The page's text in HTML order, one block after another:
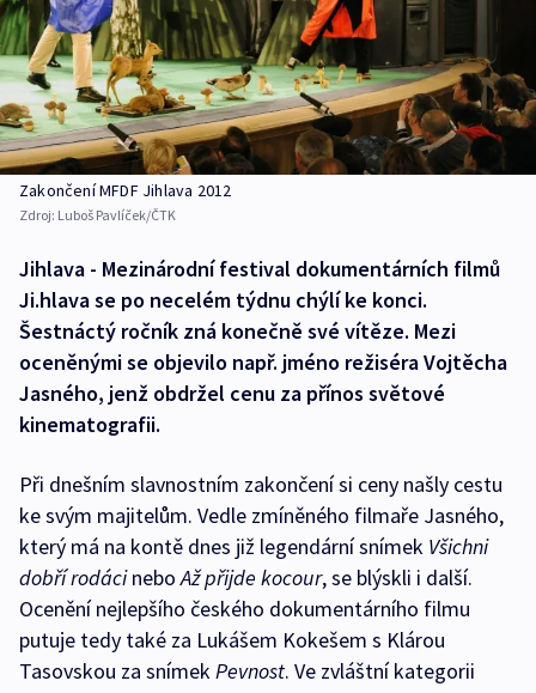
Zakončení MFDF Jihlava 2012
Zdroj: Luboš Pavlíček/ČTK
Jihlava - Mezinárodní festival dokumentárních filmů
Ji.hlava se po necelém týdnu chýlí ke konci.
Šestnáctý ročník zná konečně své vítěze. Mezi
oceněnými se objevilo např. jméno režiséra Vojtěcha
Jasného, jenž obdržel cenu za přínos světové
kinematografii.
Při dnešním slavnostním zakončení si ceny našly cestu
ke svým majitelům. Vedle zmíněného filmaře Jasného,
který má na kontě dnes již legendární snímek Všichni
dobří rodácineboAž přijde kocour, se blýskli i další.
Ocenění nejlepšího českého dokumentárního filmu
putuje tedy také za Lukášem Kokešem s Klárou
Tasovskou za snímekPevnost. Ve zvláštní kategorii